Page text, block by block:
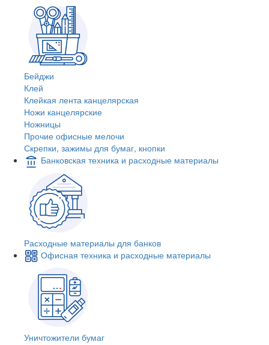
Бейджи
Клей
Клейкая лента канцелярская
Ножи канцелярские
Ножницы
Прочие офисные мелочи
Скрепки, зажимы для бумаг, кнопки
Банковская техника и расходные материалы
Расходные материалы для банков
Офисная техника и расходные материалы
Уничтожители бумаг